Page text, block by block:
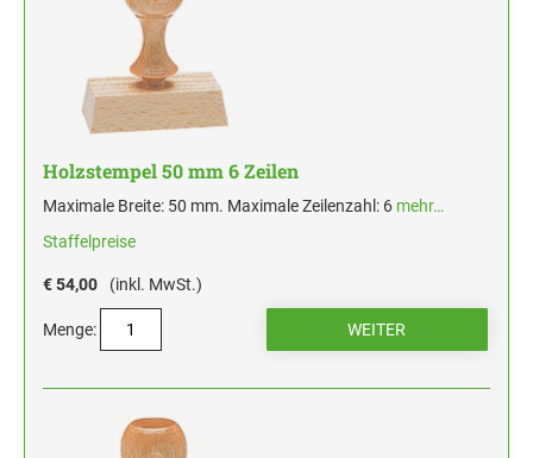
Holzstempel 50 mm 6 Zeilen
Maximale Breite: 50 mm. Maximale Zeilenzahl: 6 mehr…
Staffelpreise
€ 54,00 (inkl. MwSt.)
Menge: